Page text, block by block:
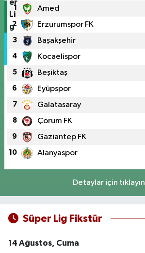
1 Amed
2 Erzurumspor FK
3 Başakşehir
4 Kocaelispor
5 Beşiktaş
6 Eyüpspor
7 Galatasaray
8 Çorum FK
9 Gaziantep FK
10 Alanyaspor
Detaylar için tıklayın
Süper Lig Fikstür
14 Ağustos, Cuma